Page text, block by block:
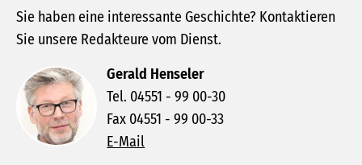
Sie haben eine interessante Geschichte? Kontaktieren
Sie unsere Redakteure vom Dienst.
Gerald Henseler
Tel. 04551 - 99 00-30
Fax 04551 - 99 00-33
E-Mail